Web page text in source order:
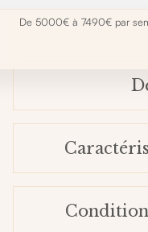
De 5000€ à 7490€ par